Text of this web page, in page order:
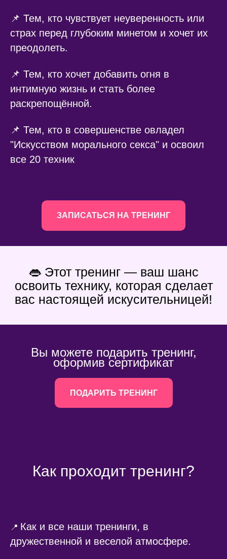
📌 Тем, кто чувствует неуверенность или
страх перед глубоким минетом и хочет их
преодолеть.
📌 Тем, кто хочет добавить огня в
интимную жизнь и стать более
раскрепощённой.
📌 Тем, кто в совершенстве овладел
"Искусством морального секса" и освоил
все 20 техник
ЗАПИСАТЬСЯ НА ТРЕНИНГ
👄 Этот тренинг — ваш шанс
освоить технику, которая сделает
вас настоящей искусительницей!
Вы можете подарить тренинг,
оформив сертификат
ПОДАРИТЬ ТРЕНИНГ
Как проходит тренинг?
📍 Как и все наши тренинги, в
дружественной и веселой атмосфере.